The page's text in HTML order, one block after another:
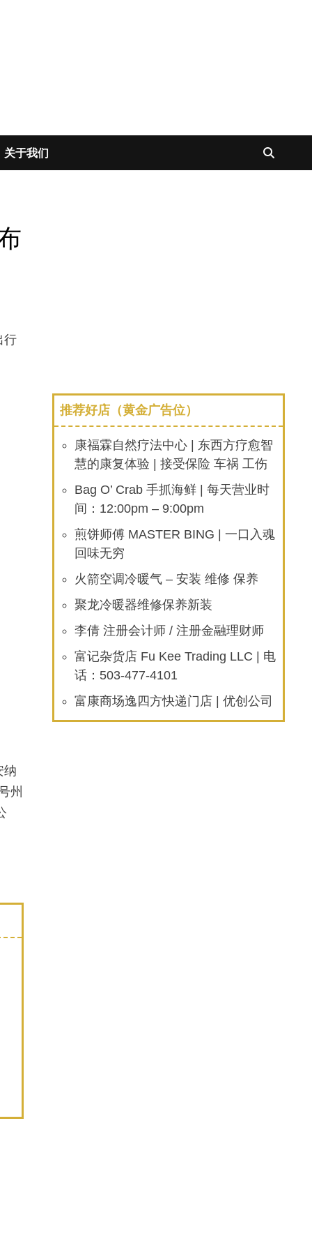
关于我们
行
纳
州
推荐好店（黄金广告位）
康福霖自然疗法中心 | 东西方疗愈智
慧的康复体验 | 接受保险 车祸 工伤
Bag O’ Crab 手抓海鲜 | 每天营业时
间：12:00pm – 9:00pm
煎饼师傅 MASTER BING | 一口入魂
回味无穷
火箭空调冷暖气 – 安装 维修 保养
聚龙冷暖器维修保养新装
李倩 注册会计师 / 注册金融理财师
富记杂货店 Fu Kee Trading LLC | 电
话：503-477-4101
富康商场逸四方快递门店 | 优创公司